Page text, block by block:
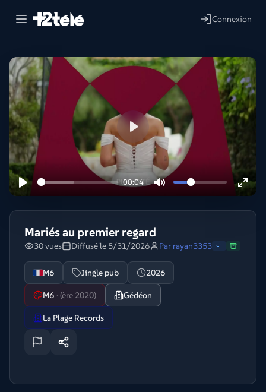
Connexion
00:04
Lire
Mariés au premier regard
30 vues Diffusé le 5/31/2026 Par rayan3353
M6 Jingle pub 2026
M6 ·(ère 2020) Gédéon
La Plage Records